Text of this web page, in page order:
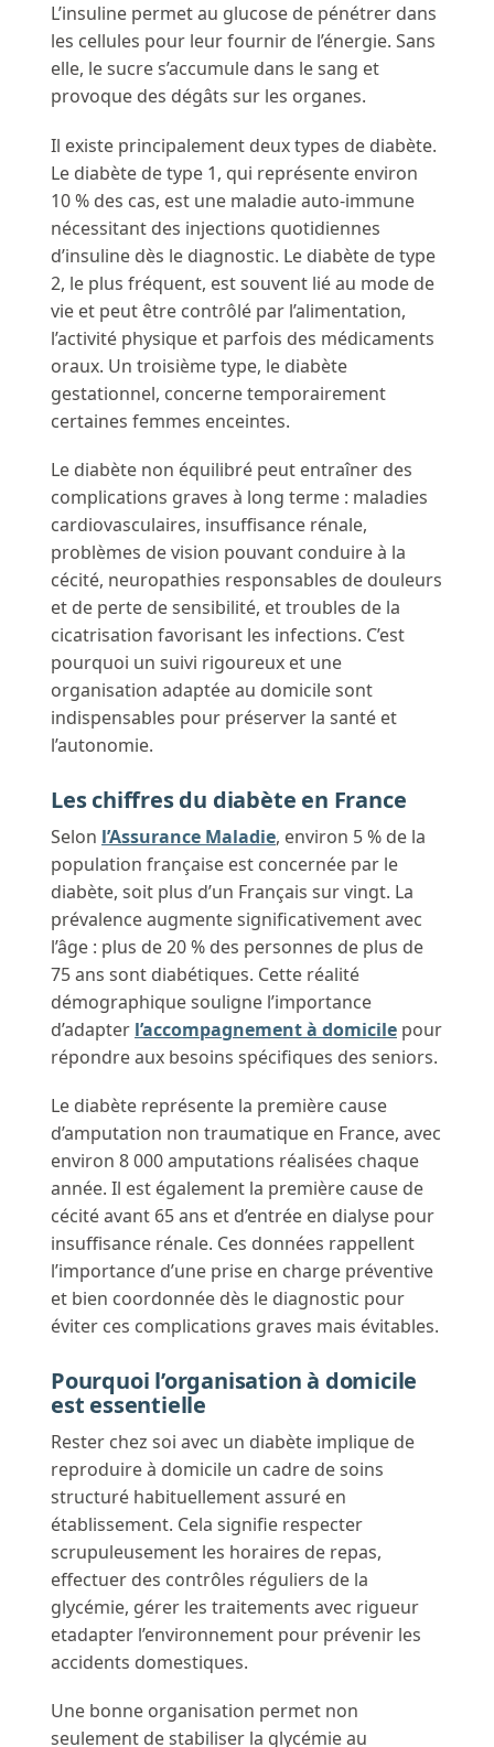
L’insuline permet au glucose de pénétrer dans
les cellules pour leur fournir de l’énergie. Sans
elle, le sucre s’accumule dans le sang et
provoque des dégâts sur les organes.
Il existe principalement deux types de diabète.
Le diabète de type 1, qui représente environ
10 % des cas, est une maladie auto-immune
nécessitant des injections quotidiennes
d’insuline dès le diagnostic. Le diabète de type
2, le plus fréquent, est souvent lié au mode de
vie et peut être contrôlé par l’alimentation,
l’activité physique et parfois des médicaments
oraux. Un troisième type, le diabète
gestationnel, concerne temporairement
certaines femmes enceintes.
Le diabète non équilibré peut entraîner des
complications graves à long terme : maladies
cardiovasculaires, insuffisance rénale,
problèmes de vision pouvant conduire à la
cécité, neuropathies responsables de douleurs
et de perte de sensibilité, et troubles de la
cicatrisation favorisant les infections. C’est
pourquoi un suivi rigoureux et une
organisation adaptée au domicile sont
indispensables pour préserver la santé et
l’autonomie.
Les chiffres du diabète en France
Selon l’Assurance Maladie, environ 5 % de la
population française est concernée par le
diabète, soit plus d’un Français sur vingt. La
prévalence augmente significativement avec
l’âge : plus de 20 % des personnes de plus de
75 ans sont diabétiques. Cette réalité
démographique souligne l’importance
d’adapter l’accompagnement à domicile pour
répondre aux besoins spécifiques des seniors.
Le diabète représente la première cause
d’amputation non traumatique en France, avec
environ 8 000 amputations réalisées chaque
année. Il est également la première cause de
cécité avant 65 ans et d’entrée en dialyse pour
insuffisance rénale. Ces données rappellent
l’importance d’une prise en charge préventive
et bien coordonnée dès le diagnostic pour
éviter ces complications graves mais évitables.
Pourquoi l’organisation à domicile
est essentielle
Rester chez soi avec un diabète implique de
reproduire à domicile un cadre de soins
structuré habituellement assuré en
établissement. Cela signifie respecter
scrupuleusement les horaires de repas,
effectuer des contrôles réguliers de la
glycémie, gérer les traitements avec rigueur
etadapter l’environnement pour prévenir les
accidents domestiques.
Une bonne organisation permet non
seulement de stabiliser la glycémie au